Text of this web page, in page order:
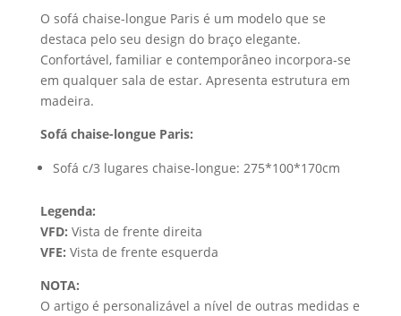
O sofá chaise-longue Paris é um modelo que se
destaca pelo seu design do braço elegante.
Confortável, familiar e contemporâneo incorpora-se
em qualquer sala de estar. Apresenta estrutura em
madeira.
Sofá chaise-longue Paris:
Sofá c/3 lugares chaise-longue: 275*100*170cm
Legenda:
VFD: Vista de frente direita
VFE: Vista de frente esquerda
NOTA:
O artigo é personalizável a nível de outras medidas e